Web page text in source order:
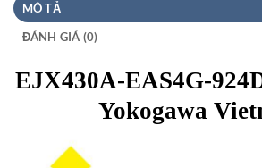
MÔ TẢ
ĐÁNH GIÁ (0)
EJX430A-EAS4G-
Yokogawa